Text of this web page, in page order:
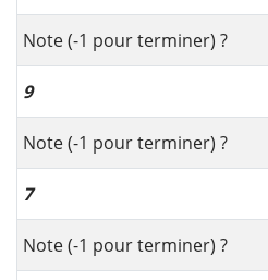
Note (-1 pour terminer) ?
9
Note (-1 pour terminer) ?
7
Note (-1 pour terminer) ?